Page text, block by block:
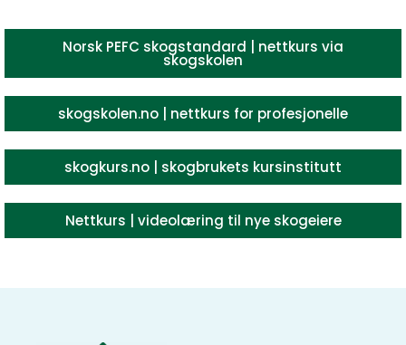
Norsk PEFC skogstandard | nettkurs via
skogskolen
skogskolen.no | nettkurs for profesjonelle
skogkurs.no | skogbrukets kursinstitutt
Nettkurs | videolæring til nye skogeiere